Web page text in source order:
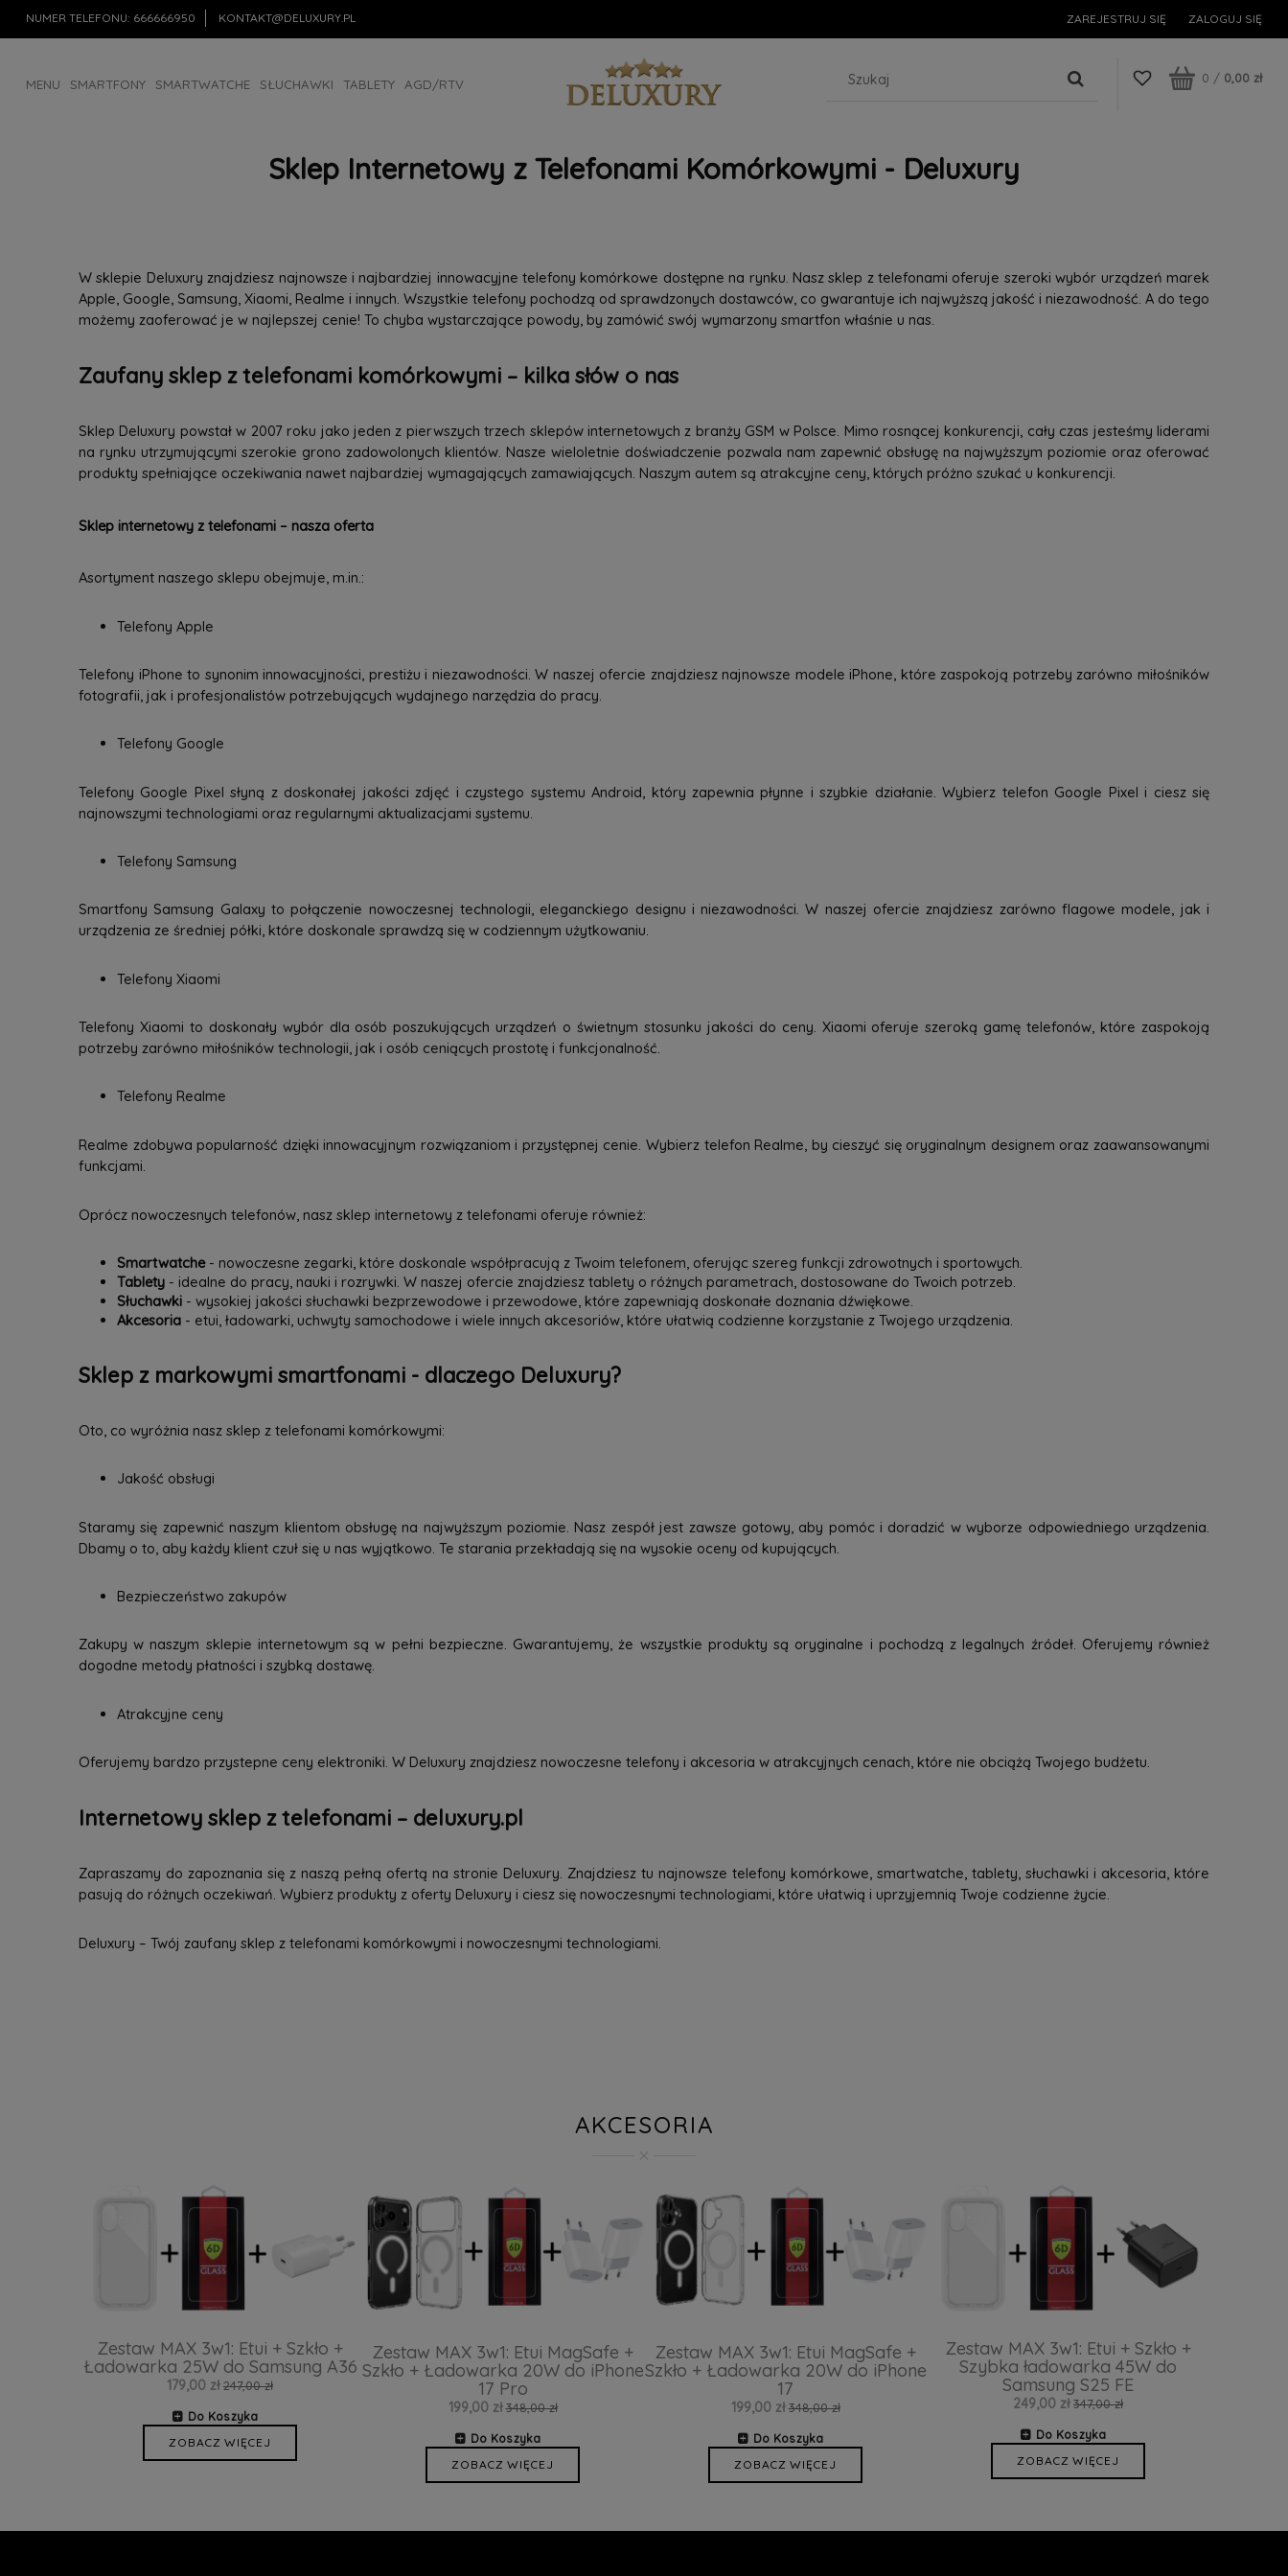
NUMER TELEFONU: 666666950 KONTAKT@DELUXURY.PL ZAREJESTRUJ SIĘ ZALOGUJ SIĘ
MENU SMARTFONY SMARTWATCHE SŁUCHAWKI TABLETY AGD/RTV 0 / 0,00 zł
Sklep Internetowy z Telefonami Komórkowymi - Deluxury
W sklepie Deluxury znajdziesz najnowsze i najbardziej innowacyjne telefony komórkowe dostępne na rynku. Nasz sklep z telefonami oferuje szeroki wybór urządzeń marek
Apple, Google, Samsung, Xiaomi, Realme i innych. Wszystkie telefony pochodzą od sprawdzonych dostawców, co gwarantuje ich najwyższą jakość i niezawodność. A do tego
możemy zaoferować je w najlepszej cenie! To chyba wystarczające powody, by zamówić swój wymarzony smartfon właśnie u nas.
Zaufany sklep z telefonami komórkowymi – kilka słów o nas
Sklep Deluxury powstał w 2007 roku jako jeden z pierwszych trzech sklepów internetowych z branży GSM w Polsce. Mimo rosnącej konkurencji, cały czas jesteśmy liderami
na rynku utrzymującymi szerokie grono zadowolonych klientów. Nasze wieloletnie doświadczenie pozwala nam zapewnić obsługę na najwyższym poziomie oraz oferować
produkty spełniające oczekiwania nawet najbardziej wymagających zamawiających. Naszym autem są atrakcyjne ceny, których próżno szukać u konkurencji.
Sklep internetowy z telefonami – nasza oferta
Asortyment naszego sklepu obejmuje, m.in.:
Telefony Apple
Telefony iPhone to synonim innowacyjności, prestiżu i niezawodności. W naszej ofercie znajdziesz najnowsze modele iPhone, które zaspokoją potrzeby zarówno miłośników
fotografii, jak i profesjonalistów potrzebujących wydajnego narzędzia do pracy.
Telefony Google
Telefony Google Pixel słyną z doskonałej jakości zdjęć i czystego systemu Android, który zapewnia płynne i szybkie działanie. Wybierz telefon Google Pixel i ciesz się
najnowszymi technologiami oraz regularnymi aktualizacjami systemu.
Telefony Samsung
Smartfony Samsung Galaxy to połączenie nowoczesnej technologii, eleganckiego designu i niezawodności. W naszej ofercie znajdziesz zarówno flagowe modele, jak i
urządzenia ze średniej półki, które doskonale sprawdzą się w codziennym użytkowaniu.
Telefony Xiaomi
Telefony Xiaomi to doskonały wybór dla osób poszukujących urządzeń o świetnym stosunku jakości do ceny. Xiaomi oferuje szeroką gamę telefonów, które zaspokoją
potrzeby zarówno miłośników technologii, jak i osób ceniących prostotę i funkcjonalność.
Telefony Realme
Realme zdobywa popularność dzięki innowacyjnym rozwiązaniom i przystępnej cenie. Wybierz telefon Realme, by cieszyć się oryginalnym designem oraz zaawansowanymi
funkcjami.
Oprócz nowoczesnych telefonów, nasz sklep internetowy z telefonami oferuje również:
Smartwatche- nowoczesne zegarki, które doskonale współpracują z Twoim telefonem, oferując szereg funkcji zdrowotnych i sportowych.
Tablety - idealne do pracy, nauki i rozrywki. W naszej ofercie znajdziesz tablety o różnych parametrach, dostosowane do Twoich potrzeb.
Słuchawki - wysokiej jakości słuchawki bezprzewodowe i przewodowe, które zapewniają doskonałe doznania dźwiękowe.
Akcesoria - etui, ładowarki, uchwyty samochodowe i wiele innych akcesoriów, które ułatwią codzienne korzystanie z Twojego urządzenia.
Sklep z markowymi smartfonami - dlaczego Deluxury?
Oto, co wyróżnia nasz sklep z telefonami komórkowymi:
Jakość obsługi
Staramy się zapewnić naszym klientom obsługę na najwyższym poziomie. Nasz zespół jest zawsze gotowy, aby pomóc i doradzić w wyborze odpowiedniego urządzenia.
Dbamy o to, aby każdy klient czuł się u nas wyjątkowo. Te starania przekładają się na wysokie oceny od kupujących.
Bezpieczeństwo zakupów
Zakupy w naszym sklepie internetowym są w pełni bezpieczne. Gwarantujemy, że wszystkie produkty są oryginalne i pochodzą z legalnych źródeł. Oferujemy również
dogodne metody płatności i szybką dostawę.
Atrakcyjne ceny
Oferujemy bardzo przystepne ceny elektroniki. W Deluxury znajdziesz nowoczesne telefony i akcesoria w atrakcyjnych cenach, które nie obciążą Twojego budżetu.
Internetowy sklep z telefonami – deluxury.pl
Zapraszamy do zapoznania się z naszą pełną ofertą na stronie Deluxury. Znajdziesz tu najnowsze telefony komórkowe, smartwatche, tablety, słuchawki i akcesoria, które
pasują do różnych oczekiwań. Wybierz produkty z oferty Deluxury i ciesz się nowoczesnymi technologiami, które ułatwią i uprzyjemnią Twoje codzienne życie.
Deluxury – Twój zaufany sklep z telefonami komórkowymi i nowoczesnymi technologiami.
AKCESORIA
Zestaw MAX 3w1: Etui + Szkło +
Ładowarka 25W do Samsung A36
179,00 zł 247,00 zł
Do Koszyka
ZOBACZ WIĘCEJ
Zestaw MAX 3w1: Etui MagSafe +
Szkło + Ładowarka 20W do iPhone
17 Pro
199,00 zł 348,00 zł
Do Koszyka
ZOBACZ WIĘCEJ
Zestaw MAX 3w1: Etui MagSafe +
Szkło + Ładowarka 20W do iPhone
17
199,00 zł 348,00 zł
Do Koszyka
ZOBACZ WIĘCEJ
Zestaw MAX 3w1: Etui + Szkło +
Szybka ładowarka 45W do
Samsung S25 FE
249,00 zł 347,00 zł
Do Koszyka
ZOBACZ WIĘCEJ